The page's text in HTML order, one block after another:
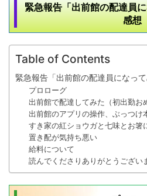
緊急報告「出前館の配達員
感想
Table of Contents
緊急報告「出前館の配達員になっ
プロローグ
出前館で配達してみた（初出勤お
出前館のアプリの操作、ぶっつけ
すき家の紅ショウガと七味とお箸
置き配が気持ち悪い
給料について
読んでくださりありがとうござい